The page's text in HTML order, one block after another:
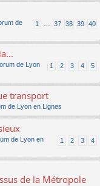
1 37 38 39 40
de
1 2 3 4 5
de Lyon
transport
de Lyon en Lignes
1 2 3 4
de Lyon en
de la Métropole